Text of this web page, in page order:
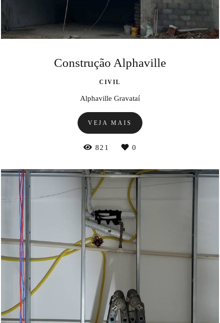
Construção Alphaville
CIVIL
Alphaville Gravataí
VEJA MAIS
821 0